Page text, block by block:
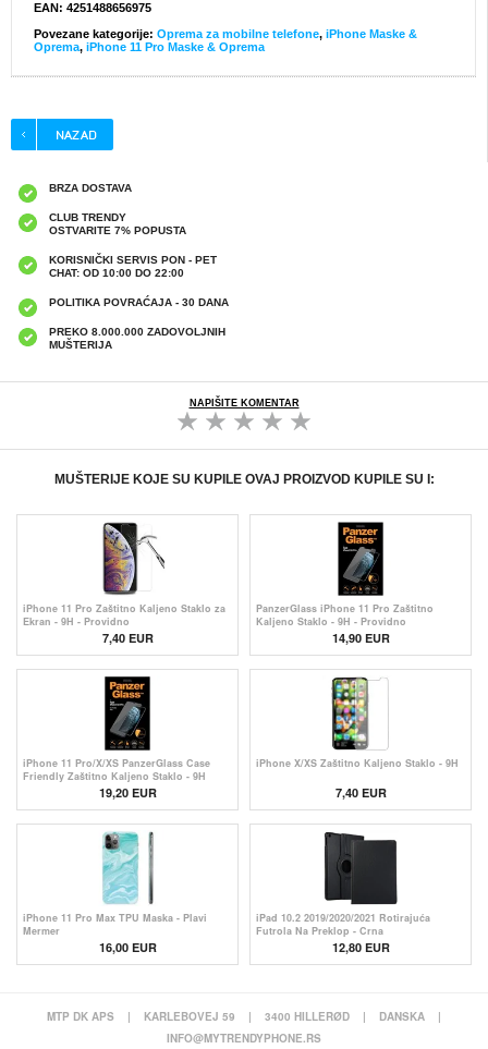
EAN: 4251488656975
Povezane kategorije: Oprema za mobilne telefone, iPhone Maske &
Oprema, iPhone 11 Pro Maske & Oprema
BRZA DOSTAVA
CLUB TRENDY
OSTVARITE 7% POPUSTA
KORISNIČKI SERVIS PON - PET
CHAT: OD 10:00 DO 22:00
POLITIKA POVRAĆAJA - 30 DANA
PREKO 8.000.000 ZADOVOLJNIH
MUŠTERIJA
NAPIŠITE KOMENTAR
MUŠTERIJE KOJE SU KUPILE OVAJ PROIZVOD KUPILE SU I:
iPhone 11 Pro Zaštitno Kaljeno Staklo za
Ekran - 9H - Providno
7,40 EUR
PanzerGlass iPhone 11 Pro Zaštitno
Kaljeno Staklo - 9H - Providno
14,90 EUR
iPhone 11 Pro/X/XS PanzerGlass Case
Friendly Zaštitno Kaljeno Staklo - 9H
19,20 EUR
iPhone X/XS Zaštitno Kaljeno Staklo - 9H
7,40 EUR
iPhone 11 Pro Max TPU Maska - Plavi
Mermer
16,00 EUR
iPad 10.2 2019/2020/2021 Rotirajuća
Futrola Na Preklop - Crna
12,80 EUR
MTP DK APS | KARLEBOVEJ 59 | 3400 HILLERØD | DANSKA
|
INFO@MYTRENDYPHONE.RS